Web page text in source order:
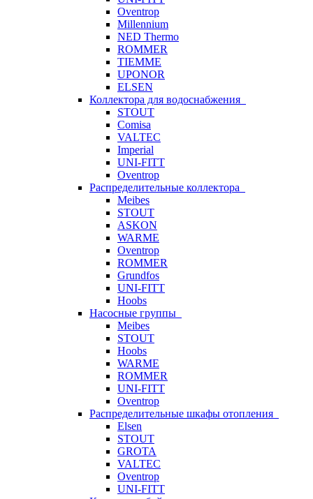
Oventrop
Millennium
NED Thermo
ROMMER
TIEMME
UPONOR
ELSEN
Коллектора для водоснабжения
STOUT
Comisa
VALTEC
Imperial
UNI-FITT
Oventrop
Распределительные коллектора
Meibes
STOUT
ASKON
WARME
Oventrop
ROMMER
Grundfos
UNI-FITT
Hoobs
Насосные группы
Meibes
STOUT
Hoobs
WARME
ROMMER
UNI-FITT
Oventrop
Распределительные шкафы отопления
Elsen
STOUT
GROTA
VALTEC
Oventrop
UNI-FITT